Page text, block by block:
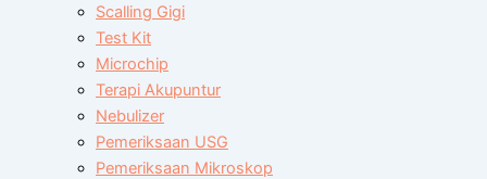
Scalling Gigi
Test Kit
Microchip
Terapi Akupuntur
Nebulizer
Pemeriksaan USG
Pemeriksaan Mikroskop